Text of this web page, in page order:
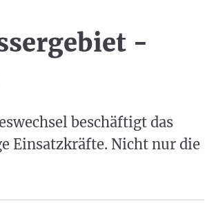
-
beschäftigt das
Einsatzkräfte. Nicht nur die